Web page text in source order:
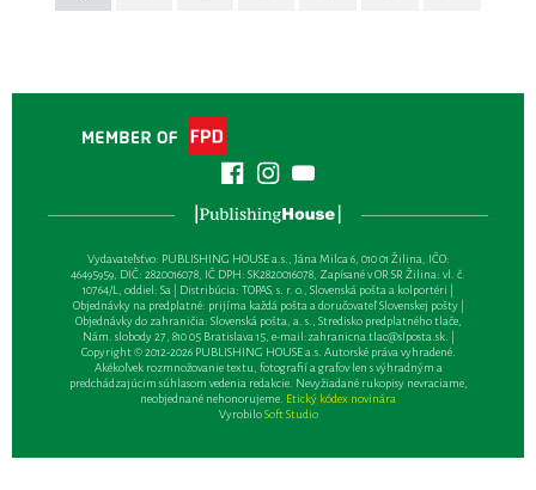
Vydavateľsťvo: PUBLISHING HOUSE a.s., Jána Milca 6, 010 01 Žilina, IČO:
46495959, DIČ: 2820016078, IČ DPH: SK2820016078, Zapísané v OR SR Žilina: vl. č.
10764/L, oddiel: Sa | Distribúcia: TOPAS, s. r. o., Slovenská pošta a kolportéri |
Objednávky na predplatné: prijíma každá pošta a doručovateľ Slovenskej pošty |
Objednávky do zahraničia: Slovenská pošta, a. s., Stredisko predplatného tlače,
Nám. slobody 27, 810 05 Bratislava 15, e-mail:zahranicna.tlac@slposta.sk. |
Copyright © 2012-2026 PUBLISHING HOUSE a.s. Autorské práva vyhradené.
Akékoľvek rozmnožovanie textu, fotografií a grafov len s výhradným a
predchádzajúcim súhlasom vedenia redakcie. Nevyžiadané rukopisy nevraciame,
neobjednané nehonorujeme. Etický kódex novinára
VyrobiloSoft Studio